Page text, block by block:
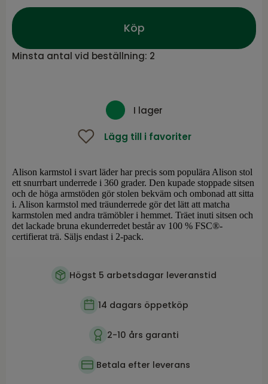
Köp
Minsta antal vid beställning: 2
I lager
Lägg till i favoriter
Alison karmstol i svart läder har precis som populära Alison stol
ett snurrbart underrede i 360 grader. Den kupade stoppade sitsen
och de höga armstöden gör stolen bekväm och ombonad att sitta
i. Alison karmstol med träunderrede gör det lätt att matcha
karmstolen med andra trämöbler i hemmet. Träet inuti sitsen och
det lackade bruna ekunderredet består av 100 % FSC®-
certifierat trä. Säljs endast i 2-pack.
Högst 5 arbetsdagar leveranstid
14 dagars öppetköp
2-10 års garanti
Betala efter leverans